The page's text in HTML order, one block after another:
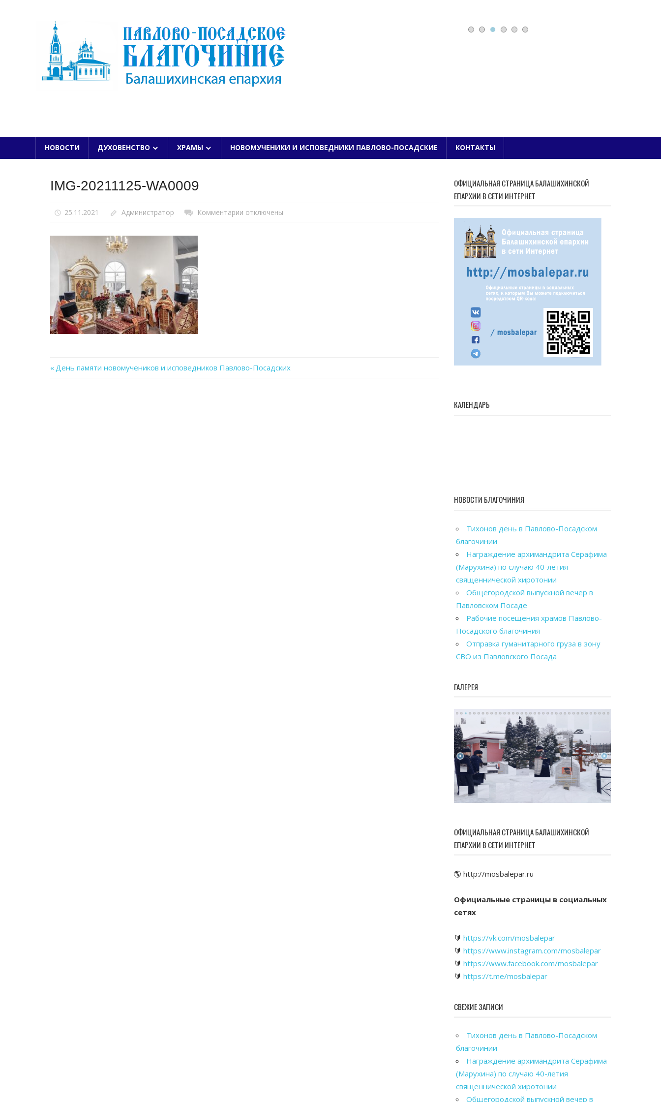
ПАВЛОВО-ПОСАДСКОЕ БЛАГОЧИНИЕ
НОВОСТИ ДУХОВЕНСТВО ХРАМЫ НОВОМУЧЕНИКИ И ИСПОВЕДНИКИ ПАВЛОВО-ПОСАДСКИЕ КОНТАКТЫ
IMG-20211125-WA0009
25.11.2021 Администратор Комментарии котключены
Previous
День памяти новомучеников и исповедников Павлово-Посадских
ОФИЦИАЛЬНАЯ СТРАНИЦА БАЛАШИХИНСКОЙ
ЕПАРХИИ В СЕТИ ИНТЕРНЕТ
КАЛЕНДАРЬ
НОВОСТИ БЛАГОЧИНИЯ
Тихонов день в Павлово-Посадском
благочинии
Награждение архимандрита Серафима
(Марухина) по случаю 40-летия
священнической хиротонии
Общегородской выпускной вечер в
Павловском Посаде
Рабочие посещения храмов Павлово-
Посадского благочиния
Отправка гуманитарного груза в зону
СВО из Павловского Посада
ГАЛЕРЕЯ
ОФИЦИАЛЬНАЯ СТРАНИЦА БАЛАШИХИНСКОЙ
ЕПАРХИИ В СЕТИ ИНТЕРНЕТ
🌎 http://mosbalepar.ru
Официальные страницы в социальных
сетях
🔰 https://vk.com/mosbalepar
🔰 https://www.instagram.com/mosbalepar
🔰 https://www.facebook.com/mosbalepar
🔰 https://t.me/mosbalepar
СВЕЖИЕ ЗАПИСИ
Тихонов день в Павлово-Посадском
благочинии
Награждение архимандрита Серафима
(Марухина) по случаю 40-летия
священнической хиротонии
Общегородской выпускной вечер в